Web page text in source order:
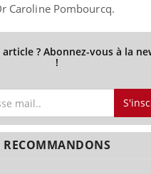
Caroline Pombourcq.
article ? Abonnez-vous à la
!
RECOMMANDONS